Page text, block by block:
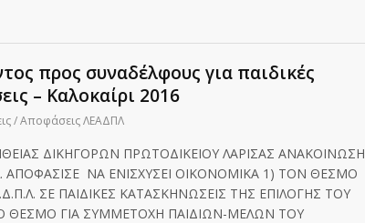
προς συναδέλφους για παιδικές
– Καλοκαίρι 2016
/ Αποφάσεις ΛΕΑΔΠΛ
ΔΙΚΗΓΟΡΩΝ ΠΡΩΤΟΔΙΚΕΙΟΥ ΛΑΡΙΣΑΣ ΑΝΑΚΟΙΝΩΣΗ
ΑΠΟΦΑΣΙΣΕ ΝΑ ΕΝΙΣΧΥΣΕΙ ΟΙΚΟΝΟΜΙΚΑ 1) ΤΟΝ ΘΕΣΜΟ
ΣΕ ΠΑΙΔΙΚΕΣ ΚΑΤΑΣΚΗΝΩΣΕΙΣ ΤΗΣ ΕΠΙΛΟΓΗΣ ΤΟΥ
ΘΕΣΜΟ ΓΙΑ ΣΥΜΜΕΤΟΧΗ ΠΑΙΔΙΩΝ-ΜΕΛΩΝ ΤΟΥ